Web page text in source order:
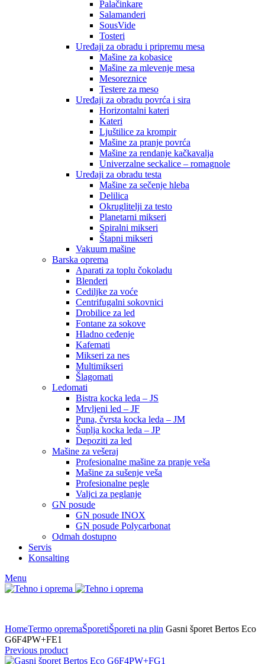
Palačinkare
Salamanderi
SousVide
Tosteri
Uređaji za obradu i pripremu mesa
Mašine za kobasice
Mašine za mlevenje mesa
Mesoreznice
Testere za meso
Uređaji za obradu povrća i sira
Horizontalni kateri
Kateri
Ljuštilice za krompir
Mašine za pranje povrća
Mašine za rendanje kačkavalja
Univerzalne seckalice – romagnole
Uređaji za obradu testa
Mašine za sečenje hleba
Delilica
Okruglitelji za testo
Planetarni mikseri
Spiralni mikseri
Štapni mikseri
Vakuum mašine
Barska oprema
Aparati za toplu čokoladu
Blenderi
Cediljke za voće
Centrifugalni sokovnici
Drobilice za led
Fontane za sokove
Hladno ceđenje
Kafemati
Mikseri za nes
Multimikseri
Šlagomati
Ledomati
Bistra kocka leda – JS
Mrvljeni led – JF
Puna, čvrsta kocka leda – JM
Šuplja kocka leda – JP
Depoziti za led
Mašine za vešeraj
Profesionalne mašine za pranje veša
Mašine za sušenje veša
Profesionalne pegle
Valjci za peglanje
GN posude
GN posude INOX
GN posude Polycarbonat
Odmah dostupno
Servis
Konsalting
Menu
HomeTermo opremaŠporetiŠporeti na plin Gasni šporet Bertos Eco
G6F4PW+FE1
Previous product